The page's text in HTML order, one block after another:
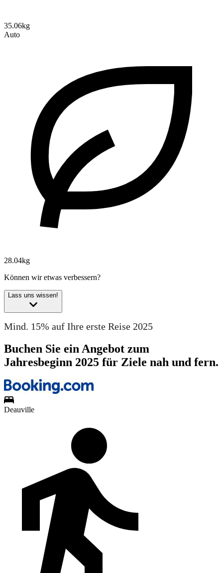
35.06kg
Auto
28.04kg
Können wir etwas verbessern?
Lass uns wissen!
Mind. 15% auf Ihre erste Reise 2025
Buchen Sie ein Angebot zum
Jahresbeginn 2025 für Ziele nah und fern.
Deauville